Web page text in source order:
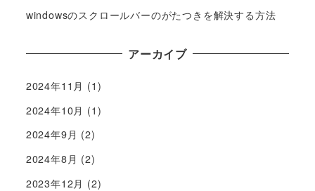
windowsのスクロールバーのがたつきを解決する方法
アーカイブ
2024年11月 (1)
2024年10月 (1)
2024年9月 (2)
2024年8月 (2)
2023年12月 (2)